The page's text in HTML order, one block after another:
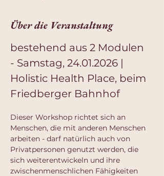
Über die Veranstaltung
bestehend aus 2 Modulen
- Samstag, 24.01.2026 |
Holistic Health Place, beim
Friedberger Bahnhof
Dieser Workshop richtet sich an
Menschen, die mit anderen Menschen
arbeiten - darf natürlich auch von
Privatpersonen genutzt werden, die
sich weiterentwickeln und ihre
zwischenmenschlichen Fähigkeiten